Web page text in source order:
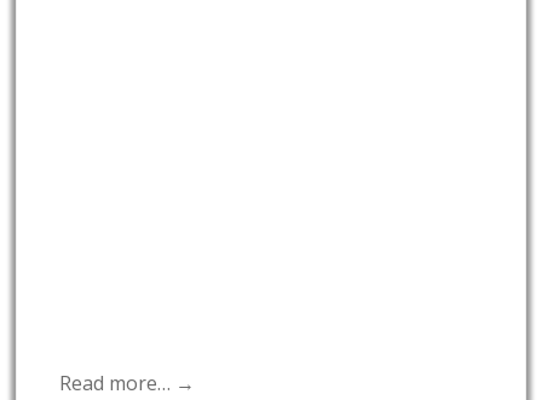
Read more… →